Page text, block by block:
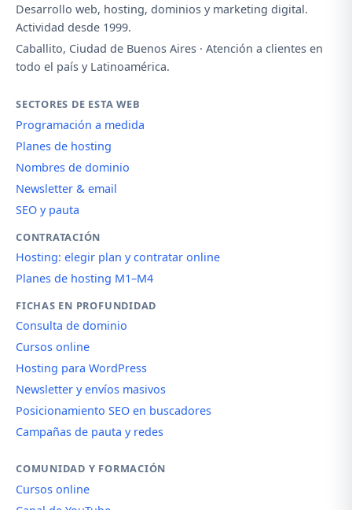
Desarrollo web, hosting, dominios y marketing digital.
Actividad desde 1999.
Caballito, Ciudad de Buenos Aires · Atención a clientes en
todo el país y Latinoamérica.
SECTORES DE ESTA WEB
Programación a medida
Planes de hosting
Nombres de dominio
Newsletter & email
SEO y pauta
CONTRATACIÓN
Hosting: elegir plan y contratar online
Planes de hosting M1–M4
FICHAS EN PROFUNDIDAD
Consulta de dominio
Cursos online
Hosting para WordPress
Newsletter y envíos masivos
Posicionamiento SEO en buscadores
Campañas de pauta y redes
COMUNIDAD Y FORMACIÓN
Cursos online